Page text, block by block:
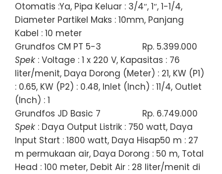
Otomatis :Ya, Pipa Keluar : 3/4″, 1″, 1-1/4,
Diameter Partikel Maks : 10mm, Panjang
Kabel : 10 meter
Grundfos CM PT 5-3
Rp. 5.399.000
Spek : Voltage : 1 x 220 V, Kapasitas : 76
liter/menit, Daya Dorong (Meter) : 21, KW (P1)
: 0.65, KW (P2) : 0.48, Inlet (Inch) : 11/4, Outlet
(Inch) : 1
Grundfos JD Basic 7
Rp. 6.749.000
Spek : Daya Output Listrik : 750 watt, Daya
Input Start : 1800 watt, Daya Hisap50 m : 27
m permukaan air, Daya Dorong : 50 m, Total
Head : 100 meter, Debit Air : 28 liter/menit di